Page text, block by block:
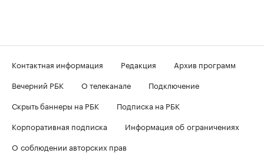
Контактная информация Редакция
Архив программ
Вечерний РБК
О телеканале
Подключение
Скрыть баннеры на РБК
Подписка на РБК
Корпоративная подписка
Информация об ограничениях
О соблюдении авторских прав